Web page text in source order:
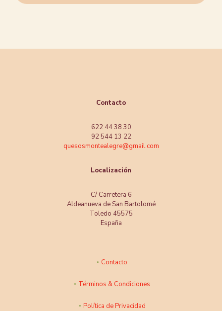
Contacto
622 44 38 30
92 544 13 22
quesosmontealegre@gmail.com
Localización
C/ Carretera 6
Aldeanueva de San Bartolomé
Toledo 45575
España
Contacto
Términos & Condiciones
Política de Privacidad